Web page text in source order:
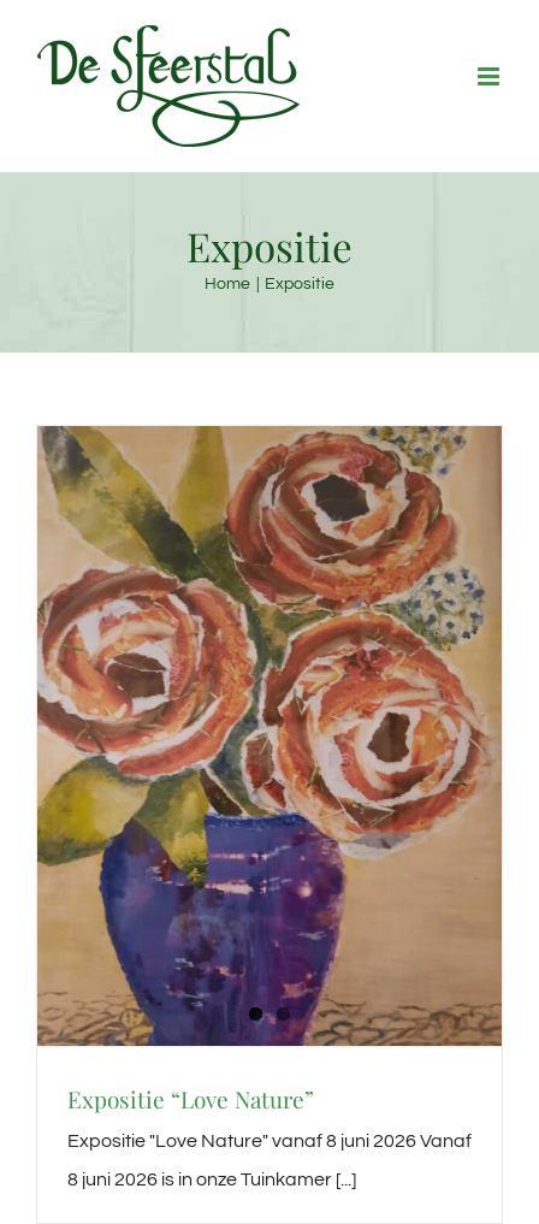
naar
Expositie
Home Expositie
Expositie “Love Nature”
Expositie "Love Nature" vanaf 8 juni 2026 Vanaf
8 juni 2026 is in onze Tuinkamer [...]